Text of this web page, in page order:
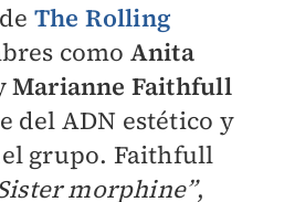
The Rolling
como Anita
Marianne Faithfull
del ADN estético y
grupo. Faithfull
morphine”,